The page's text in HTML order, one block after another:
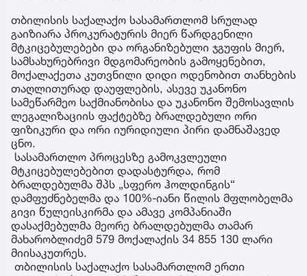
თბილისის საქალაქო სასამართლომ სრულად
გაიზიარა პროკურატურის მიერ წარდგენილი
მტკიცებულებები და ორგანიზებული ჯგუფის მიერ,
სამსახურებრივი მდგომარეობის გამოყენებით,
მოქალაქეთა კუთვნილი დიდი ოდენობით თანხების
თაღლითურად დაუფლების, ასევე უკანონო
სამეწარმეო საქმიანობისა და უკანონო შემოსავლის
ლეგალიზაციის ფაქტებზე ბრალდებული ორი
ფიზიკური და ორი იურიდიული პირი დამნაშავედ
ცნო.
სასამართლო პროცესზე გამოკვლეული
მტკიცებულებებით დადასტურდა, რომ
ბრალდებულმა შპს „სფერო ჰოლდინგის“
დამფუძნებელმა და 100%-იანი წილის მფლობელმა
გივი წულეისკირმა და ამავე კომპანიაში
დასაქმებულმა მეორე ბრალდებულმა თამარ
მახარობლიძემ 579 მოქალაქის 34 855 130 ლარი
მიისაკუთრეს.
თბილისის საქალაქო სასამართლომ ერთი